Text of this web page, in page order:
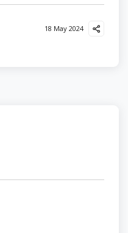
18 May 2024